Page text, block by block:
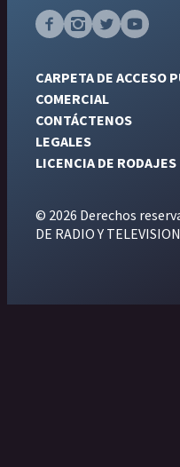
CARPETA DE ACCESO
COMERCIAL
CONTÁCTENOS
LEGALES
LICENCIA DE RODAJES
© 2026 Derechos
DE RADIO Y